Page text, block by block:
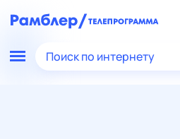
Поиск по интернету